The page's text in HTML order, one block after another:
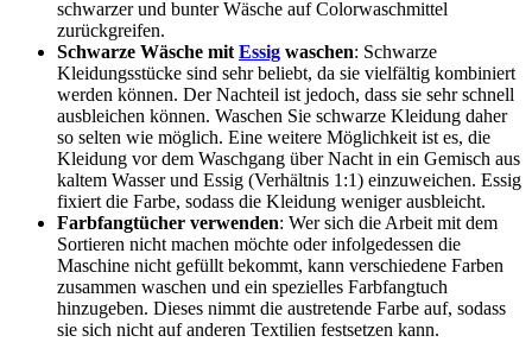
schwarzer und bunter Wäsche auf Colorwaschmittel
zurückgreifen.
Schwarze Wäsche mit Essig waschen: Schwarze
Kleidungsstücke sind sehr beliebt, da sie vielfältig kombiniert
werden können. Der Nachteil ist jedoch, dass sie sehr schnell
ausbleichen können. Waschen Sie schwarze Kleidung daher
so selten wie möglich. Eine weitere Möglichkeit ist es, die
Kleidung vor dem Waschgang über Nacht in ein Gemisch aus
kaltem Wasser und Essig (Verhältnis 1:1) einzuweichen. Essig
fixiert die Farbe, sodass die Kleidung weniger ausbleicht.
Farbfangtücher verwenden: Wer sich die Arbeit mit dem
Sortieren nicht machen möchte oder infolgedessen die
Maschine nicht gefüllt bekommt, kann verschiedene Farben
zusammen waschen und ein spezielles Farbfangtuch
hinzugeben. Dieses nimmt die austretende Farbe auf, sodass
sie sich nicht auf anderen Textilien festsetzen kann.